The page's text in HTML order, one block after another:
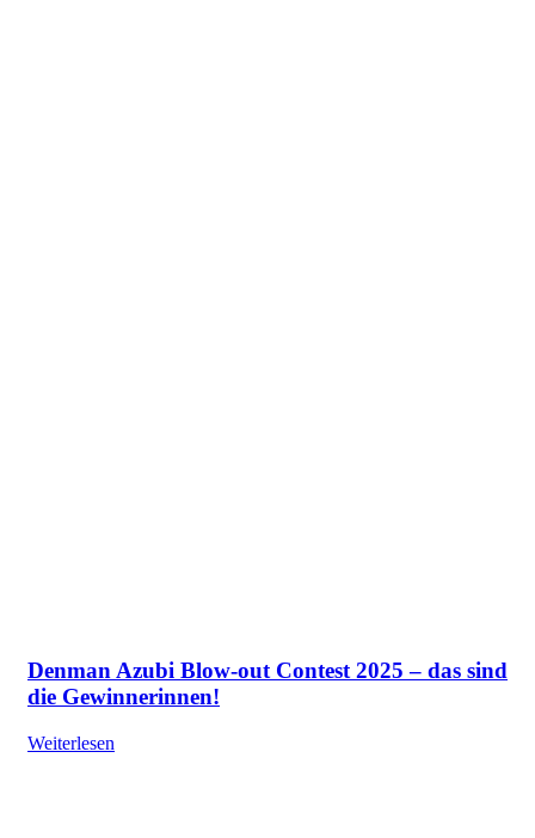
Denman Azubi Blow-out Contest 2025 – das sind
die Gewinnerinnen!
Weiterlesen